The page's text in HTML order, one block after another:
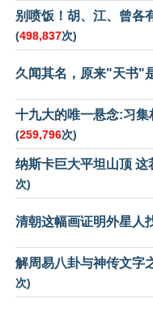
别喷饭！胡、江、曾各
(498,837次)
久闻其名，原来"天书"
十九大的唯一悬念:习
(259,796次)
纳斯卡巨大平坦山顶 这
次)
清朝这幅画证明外星人
解周易八卦与神传文字
次)